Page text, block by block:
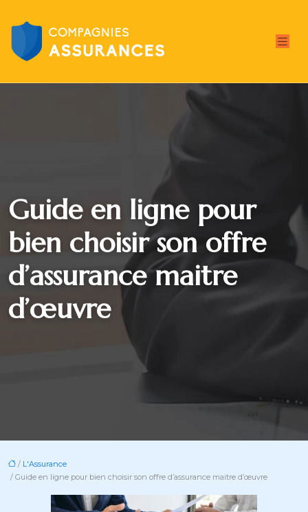
Guide en ligne pour
bien choisir son offre
d’assurance maitre
d’œuvre
/ L'Assurance
/ Guide en ligne pour bien choisir son offre d’assurance maitre d’œuvre